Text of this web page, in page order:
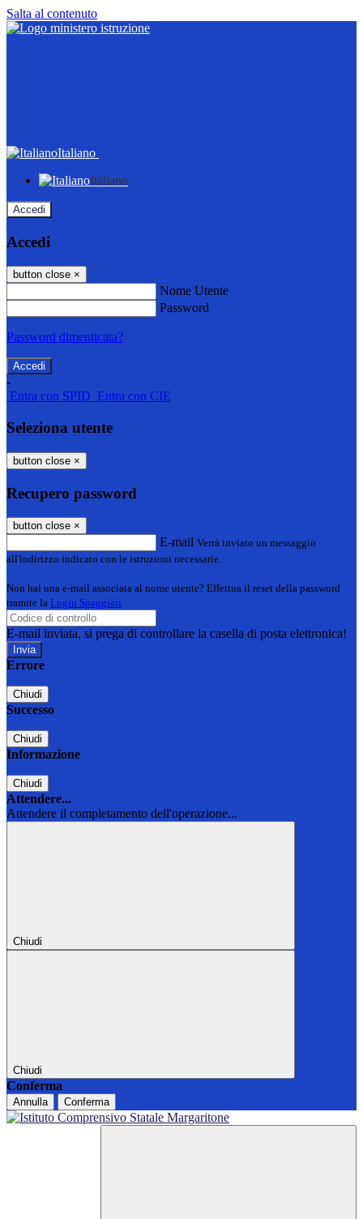
Salta al contenuto
Italiano
Italiano
Accedi
Accedi
button close ×
Nome Utente
Password
Password dimenticata?
-
Entra con SPID Entra con CIE
Seleziona utente
button close ×
Recupero password
button close ×
E-mail Verrà inviato un messaggio
all'indirizzo indicato con le istruzioni necessarie.
Non hai una e-mail associata al nome utente? Effettua il reset della password
tramite la Login Spaggiari
E-mail inviata, si prega di controllare la casella di posta elettronica!
Errore
Chiudi
Successo
Chiudi
Informazione
Chiudi
Attendere...
Attendere il completamento dell'operazione...
Chiudi
Chiudi
Conferma
Annulla Conferma